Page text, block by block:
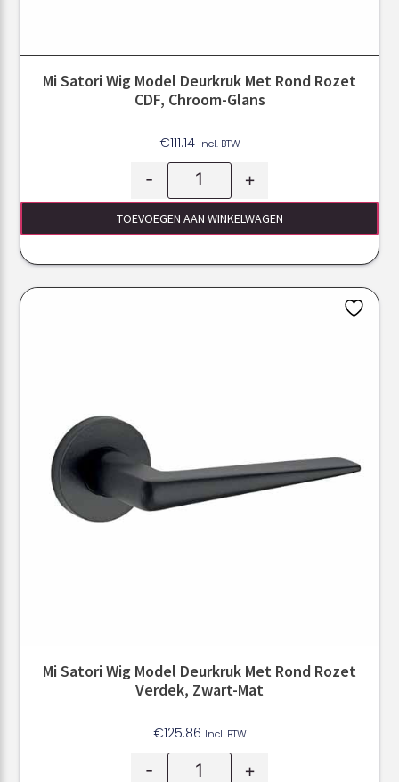
Mi Satori Wig Model Deurkruk Met Rond Rozet
CDF, Chroom-Glans
€111.14 Incl. BTW
- +
TOEVOEGEN AAN WINKELWAGEN
Mi Satori Wig Model Deurkruk Met Rond Rozet
Verdek, Zwart-Mat
€125.86 Incl. BTW
- +